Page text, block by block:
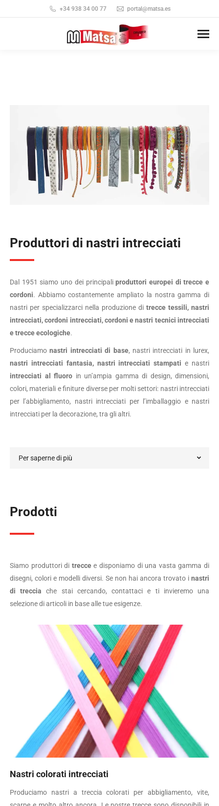
+34 938 34 00 77 portal@matsa.es
Produttori di nastri intrecciati
Dal 1951 siamo uno dei principaliproduttori europei di trecce e
cordoni. Abbiamo costantemente ampliato la nostra gamma di
nastri per specializzarci nella produzione di trecce tessili, nastri
intrecciati, cordoni intrecciati, cordoni e nastri tecnici intrecciati
e trecce ecologiche.
Produciamonastri intrecciati di base, nastri intrecciati in lurex,
nastri intrecciati fantasia, nastri intrecciati stampati e nastri
intrecciati al fluoro in un’ampia gamma di design, dimensioni,
colori, materiali e finiture diverse per molti settori: nastri intrecciati
per l’abbigliamento, nastri intrecciati per l’imballaggio e nastri
intrecciati per la decorazione, tra gli altri.
Per saperne di più
Prodotti
Siamo produttori di treccee disponiamo di una vasta gamma di
disegni, colori e modelli diversi. Se non hai ancora trovato i nastri
di treccia che stai cercando, contattaci e ti invieremo una
selezione di articoli in base alle tue esigenze.
Nastri colorati intrecciati
Produciamo nastri a treccia colorati per abbigliamento, vite,